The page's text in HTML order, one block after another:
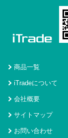
商品一覧
iTradeについて
会社概要
サイトマップ
お問い合わせ